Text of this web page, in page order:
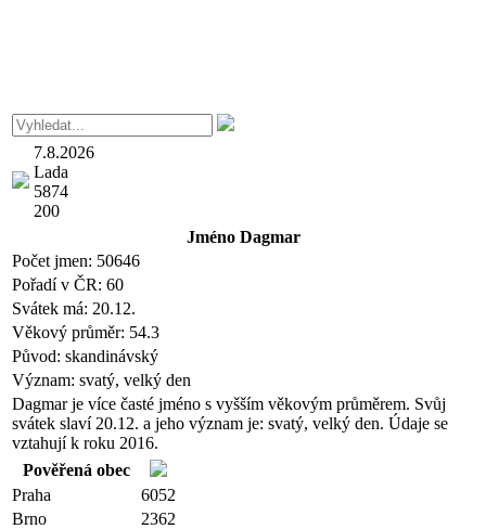
7.8.2026
Lada
5874
200
JménoDagmar
Počet jmen: 50646
Pořadí v ČR: 60
Svátek má: 20.12.
Věkový průměr: 54.3
Původ: skandinávský
Význam: svatý, velký den
Dagmar je více časté jméno s vyšším věkovým průměrem. Svůj
svátek slaví 20.12. a jeho význam je: svatý, velký den. Údaje se
vztahují k roku 2016.
Pověřená obec
Praha
6052
Brno
2362